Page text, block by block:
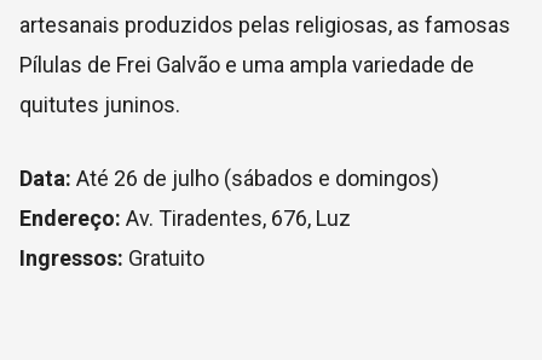
artesanais produzidos pelas religiosas, as famosas
Pílulas de Frei Galvão e uma ampla variedade de
quitutes juninos.
Data: Até 26 de julho (sábados e domingos)
Endereço: Av. Tiradentes, 676, Luz
Ingressos: Gratuito